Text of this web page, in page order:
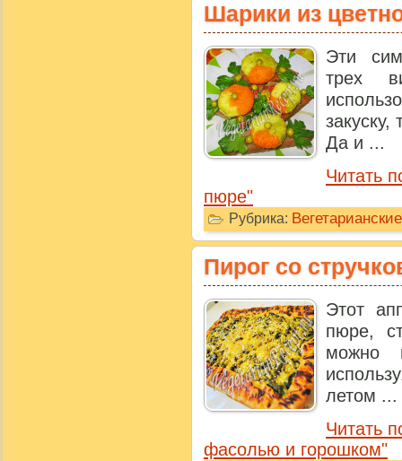
Шарики из
Эти
трех
Да и ...
Читать
пюре"
Рубрика:
Пирог со
Этот
пюре,
можно
летом ...
Читать
фасолью и горошком"